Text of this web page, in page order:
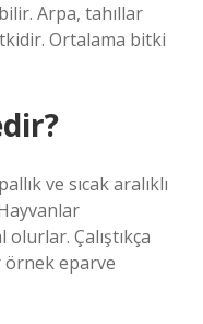
Arpa, tahıllar
Ortalama bitki
ve sıcak aralıklı
Çalıştıkça
örnek eparve